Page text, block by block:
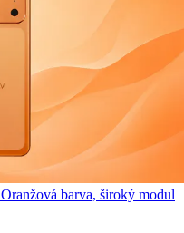
barva, široký modul